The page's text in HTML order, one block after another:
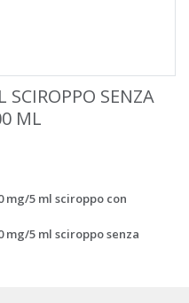
SENZA
ML
mg/5 ml sciroppo con
mg/5 ml sciroppo senza